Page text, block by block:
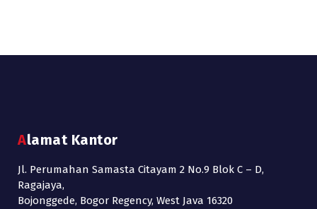
Alamat Kantor
Jl. Perumahan Samasta Citayam 2 No.9 Blok C – D,
Ragajaya,
Bojonggede, Bogor Regency, West Java 16320